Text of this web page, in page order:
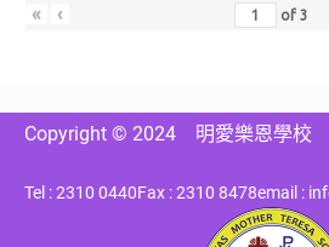
« ‹ of3
Copyright © 2024 明愛樂恩學校
Tel : 2310 0440Fax : 2310 8478email :